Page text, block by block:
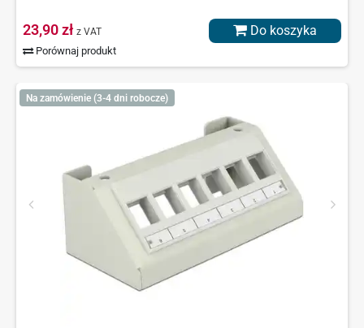
23,90 zł z VAT
Porównaj produkt
Do koszyka
Na zamówienie (3-4 dni robocze)